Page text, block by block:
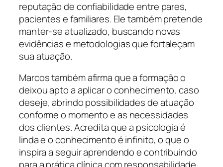
reputação de confiabilidade entre pares,
pacientes e familiares. Ele também pretende
manter-se atualizado, buscando novas
evidências e metodologias que fortaleçam
sua atuação.
Marcos também afirma que a formação o
deixou apto a aplicar o conhecimento, caso
deseje, abrindo possibilidades de atuação
conforme o momento e as necessidades
dos clientes. Acredita que a psicologia é
linda e o conhecimento é infinito, o que o
inspira a seguir aprendendo e contribuindo